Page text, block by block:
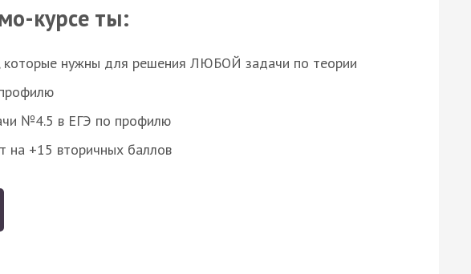
курсе ты:
которые нужны для решения ЛЮБОЙ задачи по теории
№4.5 в ЕГЭ по профилю
на +15 вторичных баллов